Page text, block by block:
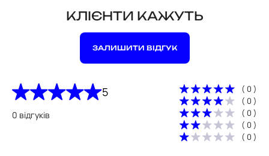
КЛІЄНТИ КАЖУТЬ
ЗАЛИШИТИ ВІДГУК
5
0 відгуків
( 0 )
( 0 )
( 0 )
( 0 )
( 0 )